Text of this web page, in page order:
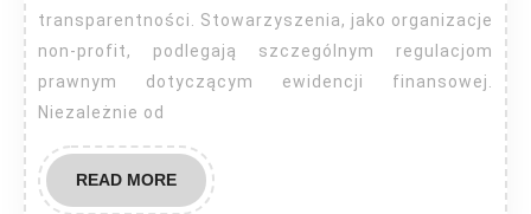
transparentności. Stowarzyszenia, jako organizacje
non-profit, podlegają szczególnym regulacjom
prawnym dotyczącym ewidencji finansowej.
Niezależnie od
READ MOREREAD
MORE